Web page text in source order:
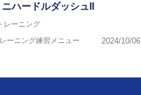
ニハードルダッシュII
レーニング
レーニング練習メニュー
2024/10/06